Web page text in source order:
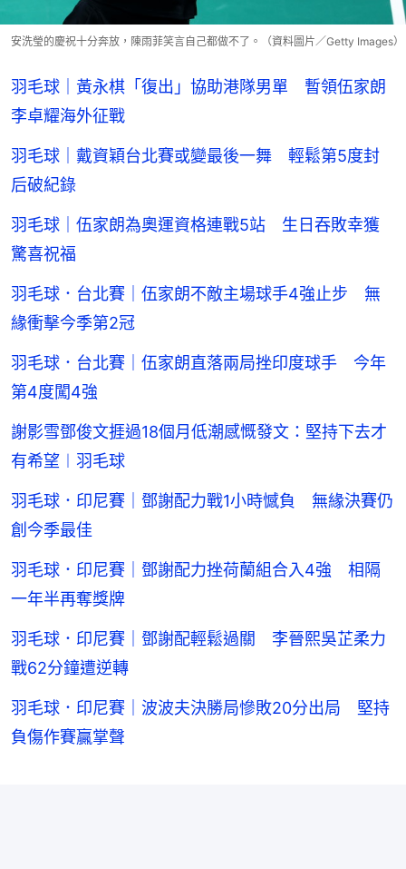
安洗瑩的慶祝十分奔放，陳雨菲笑言自己都做不了。（資料圖片／Getty Images）
羽毛球｜黃永棋「復出」協助港隊男單 暫領伍家朗
李卓耀海外征戰
羽毛球｜戴資穎台北賽或變最後一舞 輕鬆第5度封
后破紀錄
羽毛球｜伍家朗為奧運資格連戰5站 生日吞敗幸獲
驚喜祝福
羽毛球．台北賽｜伍家朗不敵主場球手4強止步 無
緣衝擊今季第2冠
羽毛球．台北賽｜伍家朗直落兩局挫印度球手 今年
第4度闖4強
謝影雪鄧俊文捱過18個月低潮感慨發文：堅持下去才
有希望︱羽毛球
羽毛球．印尼賽｜鄧謝配力戰1小時憾負 無緣決賽仍
創今季最佳
羽毛球．印尼賽｜鄧謝配力挫荷蘭組合入4強 相隔
一年半再奪獎牌
羽毛球．印尼賽｜鄧謝配輕鬆過關 李晉熙吳芷柔力
戰62分鐘遭逆轉
羽毛球．印尼賽｜波波夫決勝局慘敗20分出局 堅持
負傷作賽贏掌聲